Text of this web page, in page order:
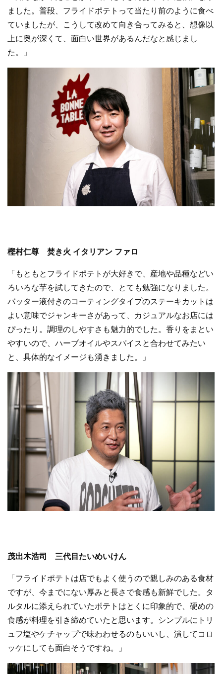
ました。普段、フライドポテトって当たり前のように食べ
ていましたが、こうして改めて向き合ってみると、想像以
上に奥が深くて、面白い世界があるんだなと感じまし
た。」
樫村仁尊 焚き火 イタリアン ファロ
「もともとフライドポテトが大好きで、産地や品種などい
ろいろな芋を試してきたので、とても勉強になりました。
バッター液付きのコーティングタイプのステーキカットは
よい意味でジャンキーさがあって、カジュアルなお店には
ぴったり。調理のしやすさも魅力的でした。香りをまとい
やすいので、ハーブオイルやスパイスと合わせてみたい
と、具体的なイメージも湧きました。」
茂出木浩司 三代目たいめいけん
「フライドポテトは店でもよく使うので親しみのある食材
ですが、今までにない厚みと長さで食感も新鮮でした。タ
ルタルに添えられていたポテトはとくに印象的で、硬めの
食感が料理を引き締めていたと思います。シンプルにトリ
ュフ塩やケチャップで味わわせるのもいいし、潰してコロ
ッケにしても面白そうですね。」